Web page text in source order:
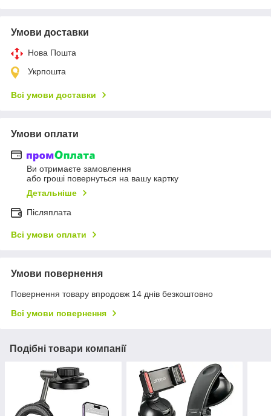
Умови доставки
Нова Пошта
Укрпошта
Всі умови доставки
Умови оплати
Ви отримаєте замовлення
або гроші повернуться на вашу картку
Детальніше
Післяплата
Всі умови оплати
Умови повернення
Повернення товару впродовж 14 днів безкоштовно
Всі умови повернення
Подібні товари компанії